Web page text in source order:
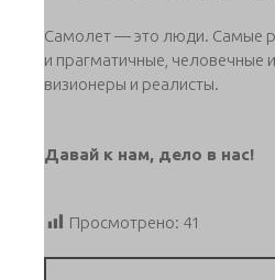
Самолет — это люди. Самые
и прагматичные, человечные
визионеры и реалисты.
Давай к нам, дело в нас!
Просмотрено: 41